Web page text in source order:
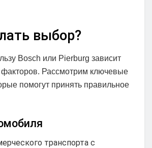
выбор?
Bosch или Pierburg зависит
Рассмотрим ключевые
помогут принять правильное
транспорта с